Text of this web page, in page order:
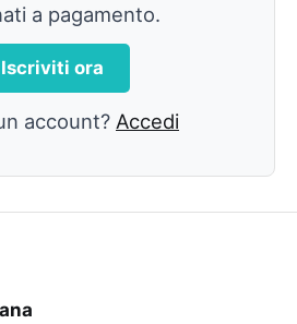
a pagamento.
Iscriviti ora
account? Accedi